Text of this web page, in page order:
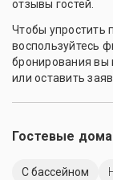
отзывы гостей.
Чтобы упростить
воспользуйтесь
бронирования вы
или оставить
Гостевые дома
C бассейном